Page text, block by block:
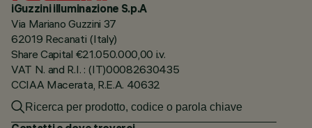
iGuzzini illuminazione S.p.A
Via Mariano Guzzini 37
62019 Recanati (Italy)
Share Capital €21.050.000,00 i.v.
VAT N. and R.I. : (IT)00082630435
CCIAA Macerata, R.E.A. 40632